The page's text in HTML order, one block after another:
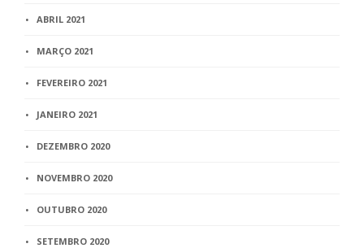
ABRIL 2021
MARÇO 2021
FEVEREIRO 2021
JANEIRO 2021
DEZEMBRO 2020
NOVEMBRO 2020
OUTUBRO 2020
SETEMBRO 2020